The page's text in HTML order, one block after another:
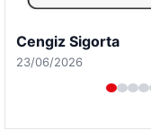
Hastaş Beton
26/05/2026